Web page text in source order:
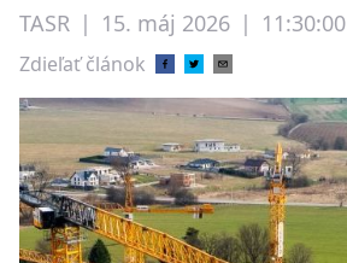
TASR | 15. máj 2026 | 11:30:00
Zdieľať článok